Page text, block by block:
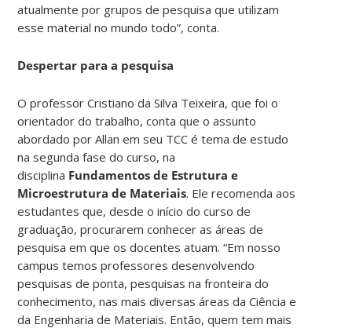
atualmente por grupos de pesquisa que utilizam
esse material no mundo todo”, conta.
Despertar para a pesquisa
O professor Cristiano da Silva Teixeira, que foi o
orientador do trabalho, conta que o assunto
abordado por Allan em seu TCC é tema de estudo
na segunda fase do curso, na
disciplina Fundamentos de Estrutura e
Microestrutura de Materiais. Ele recomenda aos
estudantes que, desde o início do curso de
graduação, procurarem conhecer as áreas de
pesquisa em que os docentes atuam. “Em nosso
campus temos professores desenvolvendo
pesquisas de ponta, pesquisas na fronteira do
conhecimento, nas mais diversas áreas da Ciência e
da Engenharia de Materiais. Então, quem tem mais